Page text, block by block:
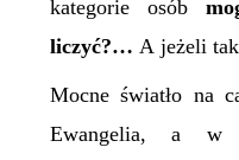
kategorie osób
liczyć?… A jeżeli
Mocne światło na
Ewangelia, a